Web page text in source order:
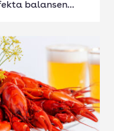
balansen...